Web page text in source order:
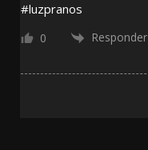
#luzpranos
0 Responder